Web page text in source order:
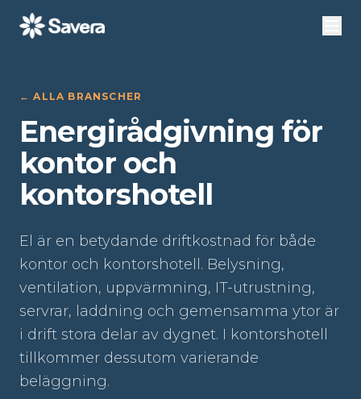
←ALLA BRANSCHER
Energirådgivning för
kontor och
kontorshotell
El är en betydande driftkostnad för både
kontor och kontorshotell. Belysning,
ventilation, uppvärmning, IT-utrustning,
servrar, laddning och gemensamma ytor är
i drift stora delar av dygnet. I kontorshotell
tillkommer dessutom varierande
beläggning.